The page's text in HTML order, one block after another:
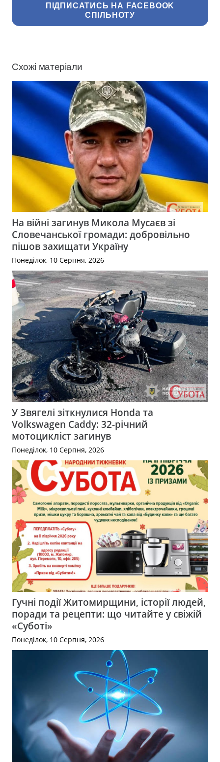
ПІДПИСАТИСЬ НА FACEBOOK
СПІЛЬНОТУ
Схожі матеріали
На війні загинув Микола Мусаєв зі
Словечанської громади: добровільно
пішов захищати Україну
Понеділок, 10 Серпня, 2026
У Звягелі зіткнулися Honda та
Volkswagen Caddy: 32-річний
мотоцикліст загинув
Понеділок, 10 Серпня, 2026
Гучні події Житомирщини, історії людей,
поради та рецепти: що читайте у свіжій
«Суботі»
Понеділок, 10 Серпня, 2026